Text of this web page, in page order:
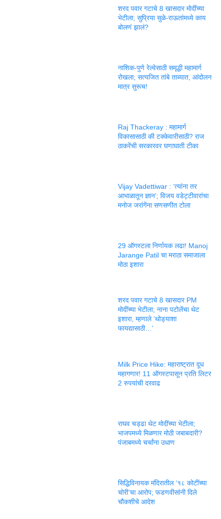
शरद पवार गटाचे 8 खासदार मोदींच्या
भेटीला; सुप्रिया सुळे-राऊतांमध्ये काय
बोलणं झालं?
नाशिक-पुणे रेल्वेसाठी समृद्धी महामार्ग
रोखला; सत्यजित तांबे ताब्यात, आंदोलन
मात्र सुरूच!
Raj Thackeray : महामार्ग
विकासासाठी की टक्केवारीसाठी? राज
ठाकरेंची सरकारवर घणाघाती टीका
Vijay Vadettiwar : ‘त्यांना तर
आभाळातून ज्ञान’; विजय वडेट्टीवारांचा
मनोज जरांगेंना सणसणीत टोला
29 ऑगस्टला निर्णायक लढा! Manoj
Jarange Patil चा मराठा समाजाला
मोठा इशारा
शरद पवार गटाचे 8 खासदार PM
मोदींच्या भेटीला; नाना पटोलेंचा थेट
इशारा, म्हणाले ‘थोड्याशा
फायद्यासाठी…’
Milk Price Hike: महाराष्ट्रात दूध
महागणार! 11 ऑगस्टपासून प्रति लिटर
2 रुपयांची दरवाढ
राघव चड्ढा थेट मोदींच्या भेटीला;
भाजपमध्ये मिळणार मोठी जबाबदारी?
पंजाबमध्ये चर्चांना उधाण
सिद्धिविनायक मंदिरातील ‘१८ कोटींच्या
चोरी’चा आरोप; फडणवीसांनी दिले
चौकशीचे आदेश